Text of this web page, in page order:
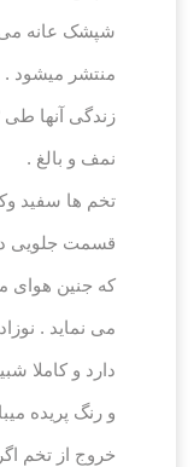
شپشک عانه می
منتشر میشود .
نمف و بالغ .
تخم ها سفید
قسمت جلویی
که جنین هوای
می نماید .
دارد و کاملا
و رنگ پریده